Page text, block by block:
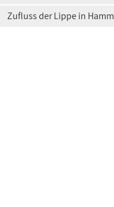
Zufluss der Lippe in Hamm